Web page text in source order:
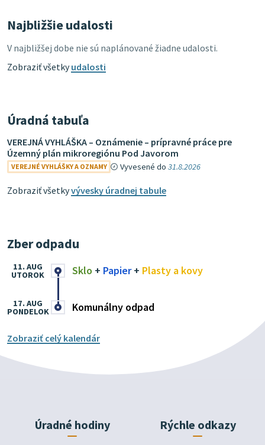
Najbližšie udalosti
V najbližšej dobe nie sú naplánované žiadne udalosti.
Zobraziť všetkyudalosti
Úradná tabuľa
VEREJNÁ VYHLÁŠKA – Oznámenie – prípravné práce pre
Územný plán mikroregiónu Pod Javorom
VEREJNÉ VYHLÁŠKY A OZNAMY Vyvesené do31.8.2026
Zobraziť všetkyvývesky úradnej tabule
Zber odpadu
Sklo + Papier+ Plasty a kovy
11. AUG
UTOROK
Komunálny odpad
17. AUG
PONDELOK
Zobraziť celý kalendár
Úradné hodiny Rýchle odkazy